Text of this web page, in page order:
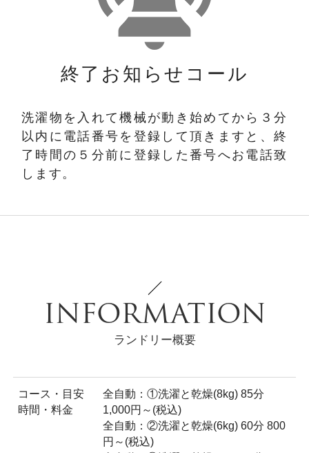
終了お知らせコール
洗濯物を入れて機械が動き始めてから３分
以内に電話番号を登録して頂きますと、終
了時間の５分前に登録した番号へお電話致
します。
INFORMATION
ランドリー概要
コース・目安
時間・料金
全自動：①洗濯と乾燥(8kg) 85分
1,000円～(税込)
全自動：②洗濯と乾燥(6kg) 60分 800
円～(税込)